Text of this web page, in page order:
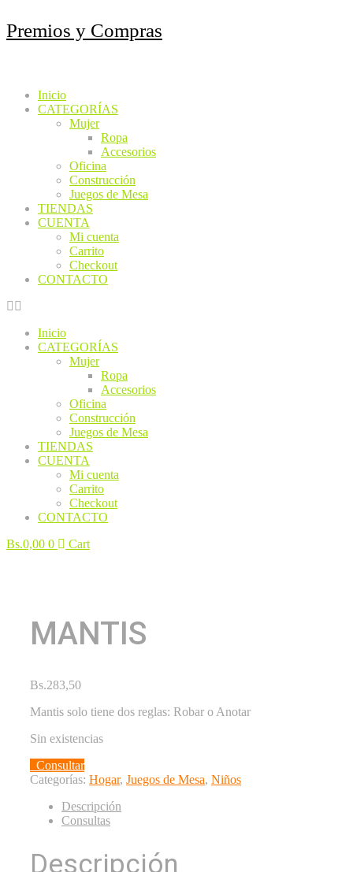
Saltar
al
Premios y Compras
Inicio
CATEGORÍAS
Mujer
Ropa
Accesorios
Oficina
Construcción
Juegos de Mesa
TIENDAS
CUENTA
Mi cuenta
Carrito
Checkout
CONTACTO
Inicio
CATEGORÍAS
Mujer
Ropa
Accesorios
Oficina
Construcción
Juegos de Mesa
TIENDAS
CUENTA
Mi cuenta
Carrito
Checkout
CONTACTO
Bs.0,00 0 Cart
MANTIS
Bs.283,50
Mantis solo tiene dos reglas: Robar o Anotar
Sin existencias
Consultar
Categorías: Hogar, Juegos de Mesa, Niños
Descripción
Consultas
Descripción